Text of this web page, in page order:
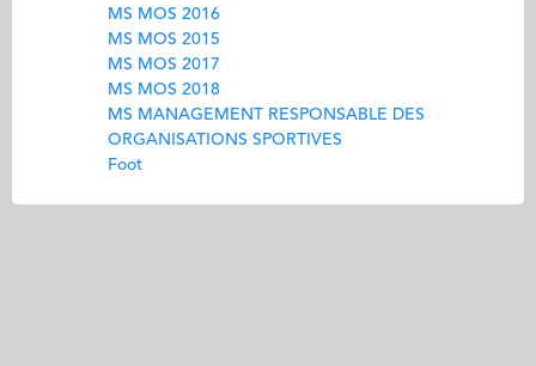
MS MOS 2016
MS MOS 2015
MS MOS 2017
MS MOS 2018
MS MANAGEMENT RESPONSABLE DES
ORGANISATIONS SPORTIVES
Foot